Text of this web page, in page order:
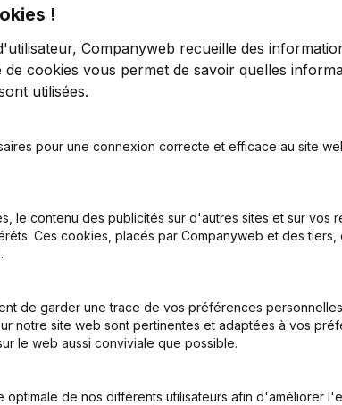
Nominations
!
Companyweb recueille des
de cookies vous permet de savoir quelles
utilisées.
pour une connexion correcte et efficace au site
le contenu des publicités sur d'autres sites et sur vos
Ces cookies, placés par Companyweb et des
de garder une trace de vos préférences
notre site web sont pertinentes et adaptées à vos
le web aussi conviviale que possible.
optimale de nos différents utilisateurs afin d'améliorer